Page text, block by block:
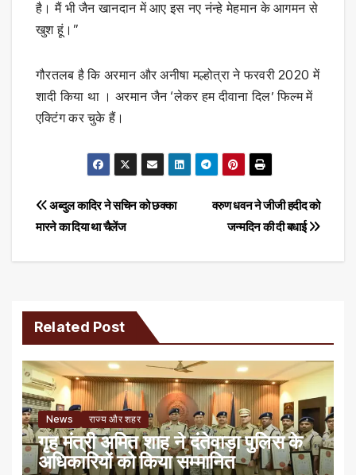
है। मैं भी जैन खानदान में आए इस नए नंन्हे मेहमान के आगमन से
खुश हूं।”
गौरतलब है कि अरमान और अनीषा मल्होत्रा ने फरवरी 2020 में
शादी किया था । अरमान जैन ‘लेकर हम दीवाना दिल’ फिल्म में
एक्टिंग कर चुके हैं।
Post
navigation
वरुण धवन ने जीजी हदीद को
जन्मदिन की दी बधाई
अब्दुल कादिर ने सचिन को छक्का
मारने का दिया था चैलेंज
Related Post
News राज्य और शहर
गृह मंत्री अमित शाह ने दंतेवाड़ा पुलिस के
अधिकारियों को किया सम्मानित